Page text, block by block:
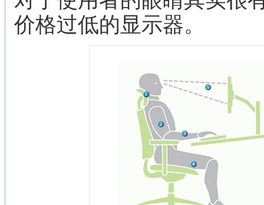
价格过低的显示器。